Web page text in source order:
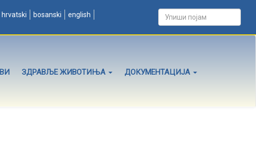
hrvatski bosanski english
ЗДРАВЉЕ ЖИВОТИЊА ДОКУМЕНТАЦИЈА